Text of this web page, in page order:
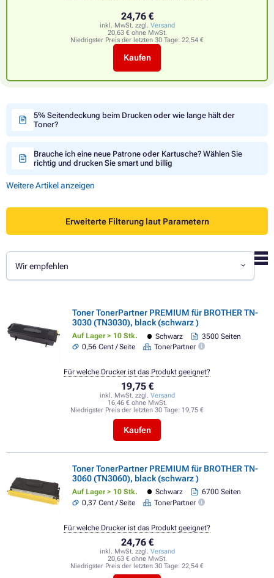
24,76 €
inkl. MwSt. zzgl. Versand
20,63 € ohne MwSt.
Niedrigster Preis der letzten 30 Tage: 22,54 €
Kaufen
5% Seitendeckung beim Drucken oder wie lange hält der
Toner?
Brauche ich eine neue Patrone oder Kartusche? Wählen Sie
richtig und drucken Sie smart und billig
Weitere Artikel anzeigen
Erweiterte Filterung laut Parametern
Wir empfehlen
Toner TonerPartner PREMIUM für BROTHER TN-
3030 (TN3030), black (schwarz )
Auf Lager > 10 Stk. Schwarz
3500 Seiten
0,56 Cent / Seite
TonerPartner
19,75 €
inkl. MwSt. zzgl. Versand
16,46 € ohne MwSt.
Niedrigster Preis der letzten 30 Tage: 19,75 €
Kaufen
Für welche Drucker ist das Produkt geeignet?
Toner TonerPartner PREMIUM für BROTHER TN-
3060 (TN3060), black (schwarz )
Auf Lager > 10 Stk. Schwarz
6700 Seiten
0,37 Cent / Seite
TonerPartner
24,76 €
inkl. MwSt. zzgl. Versand
20,63 € ohne MwSt.
Niedrigster Preis der letzten 30 Tage: 22,54 €
Für welche Drucker ist das Produkt geeignet?